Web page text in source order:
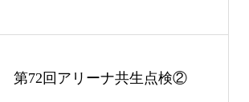
第72回アリーナ共生点検②